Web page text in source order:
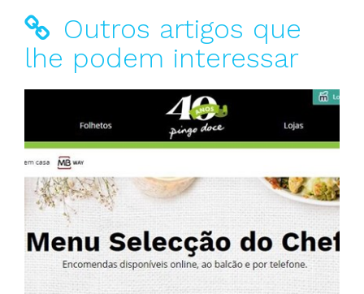
Outros artigos que
lhe podem interessar